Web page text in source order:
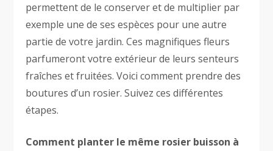
permettent de le conserver et de multiplier par
exemple une de ses espèces pour une autre
partie de votre jardin. Ces magnifiques fleurs
parfumeront votre extérieur de leurs senteurs
fraîches et fruitées. Voici comment prendre des
boutures d’un rosier. Suivez ces différentes
étapes.
Comment planter le même rosier buisson à